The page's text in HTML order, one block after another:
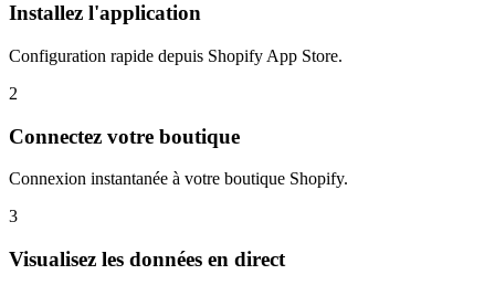
Installez l'application
Configuration rapide depuis Shopify App Store.
2
Connectez votre boutique
Connexion instantanée à votre boutique Shopify.
3
Visualisez les données en direct